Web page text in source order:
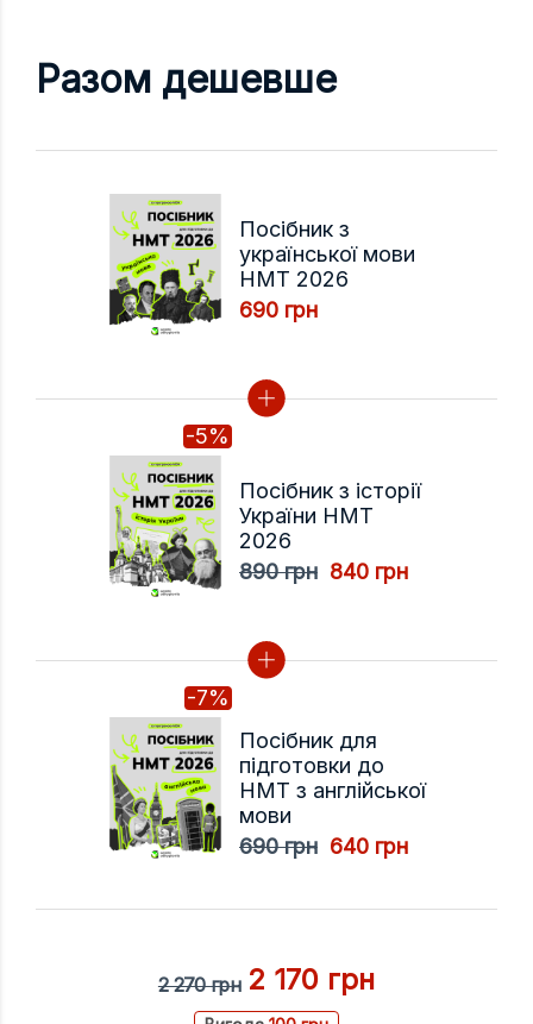
Разом дешевше
Посібник з
української мови
НМТ 2026
690 грн
-5%
Посібник з історії
України НМТ
2026
890 грн 840 грн
-7%
Посібник для
підготовки до
НМТ з англійської
мови
690 грн 640 грн
2 270 грн 2 170 грн